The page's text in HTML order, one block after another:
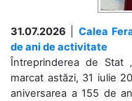
31.07.2026
Calea
de ani de activitate
Întreprinderea de Stat
marcat astăzi, 31 iulie
aniversarea a 155 de